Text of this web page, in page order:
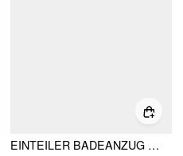
EINTEILER BADEANZUG MIT HERZAUSSCHNITT